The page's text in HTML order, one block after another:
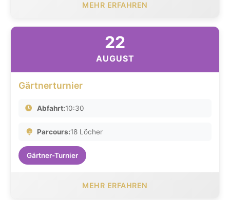
MEHR ERFAHREN
22
AUGUST
Gärtnerturnier
Abfahrt:10:30
Parcours:18 Löcher
Gärtner-Turnier
MEHR ERFAHREN